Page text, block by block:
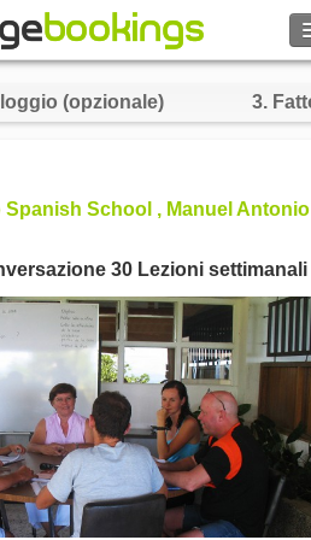
(opzionale) 3.
Spanish School , Manuel
30 Lezioni settimanali